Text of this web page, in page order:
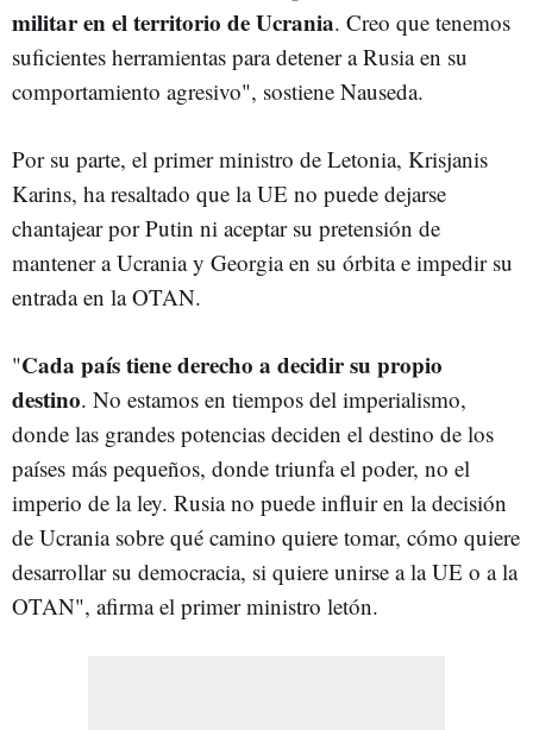
militar en el territorio de Ucrania. Creo que tenemos
suficientes herramientas para detener a Rusia en su
comportamiento agresivo", sostiene Nauseda.
Por su parte, el primer ministro de Letonia, Krisjanis
Karins, ha resaltado que la UE no puede dejarse
chantajear por Putin ni aceptar su pretensión de
mantener a Ucrania y Georgia en su órbita e impedir su
entrada en la OTAN.
"Cada país tiene derecho a decidir su propio
destino. No estamos en tiempos del imperialismo,
donde las grandes potencias deciden el destino de los
países más pequeños, donde triunfa el poder, no el
imperio de la ley. Rusia no puede influir en la decisión
de Ucrania sobre qué camino quiere tomar, cómo quiere
desarrollar su democracia, si quiere unirse a la UE o a la
OTAN", afirma el primer ministro letón.